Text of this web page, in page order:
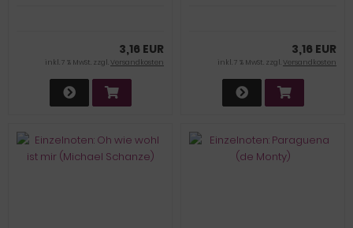
3,16 EUR
inkl. 7 % MwSt. zzgl.Versandkosten
3,16 EUR
inkl. 7 % MwSt. zzgl.Versandkosten